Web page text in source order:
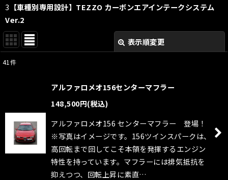
3 【車種別専用設計】TEZZO カーボンエアインテークシステム
Ver.2
表示順変更
絞り込む
41件
アルファロメオ156センターマフラー
148,500円(税込)
アルファロメオ156 センターマフラー 登場！
※写真はイメージです。156ツインスパークは、
高回転まで回してこそ本領を発揮するエンジン
特性を持っています。マフラーには排気抵抗を
抑えつつ、回転上昇に素直…